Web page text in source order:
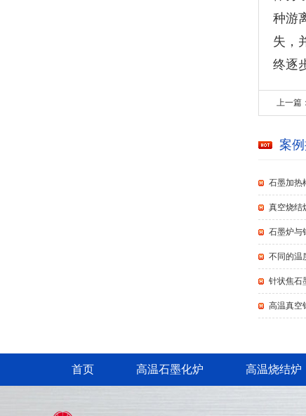
种游
失，
终逐
上一篇
案
石墨加热
真空烧结
石墨炉与
不同的温
针状焦石
高温真空
首页 高温石墨化炉 高温烧结炉